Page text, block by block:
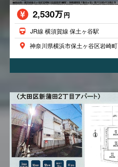
2,530万円
JR線 横須賀線 保土ヶ谷駅
神奈川県横浜市保土ヶ谷区岩崎町